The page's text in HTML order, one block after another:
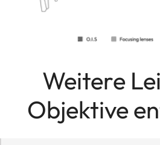
Weitere
Objektive